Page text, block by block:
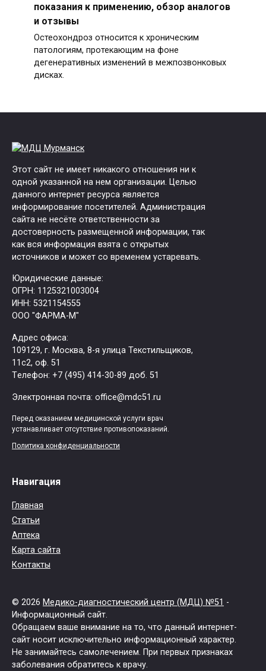
показания к применению, обзор аналогов
и отзывы
Остеохондроз относится к хроническим
патологиям, протекающим на фоне
дегенеративных изменений в межпозвонковых
дисках.
Этот сайт не имеет никакого отношения ни к
одной указанной на нем организации. Целью
данного интернет ресурса является
информирование посетителей. Администрация
сайта не несёте ответственности за
достоверность размещенной информации, так
как вся информация взята с открытых
источников и может со временем устаревать.
Юридические данные:
ОГРН: 1125321003004
ИНН: 5321154555
ООО "ФАРМА-М"
Адрес офиса:
109129, г. Москва, ​8-я улица Текстильщиков,
11с2, оф. 51
Tелефон: +7 (495) 414-30-89 доб. 51
Электронная почта: office@mdc51.ru
Перед оказанием медицинской услуги врач
устанавливает отсутствие противопоказаний.
Политика конфиденциальности
Навигация
Главная
Статьи
Аптека
Карта сайта
Контакты
© 2026 Медико-диагностический центр (МДЦ) №51 -
Информационный сайт.
Обращаем ваше внимание на то, что данный интернет-
сайт носит исключительно информационный характер.
Не занимайтесь самолечением. При первых признаках
заболевания обратитесь к врачу.